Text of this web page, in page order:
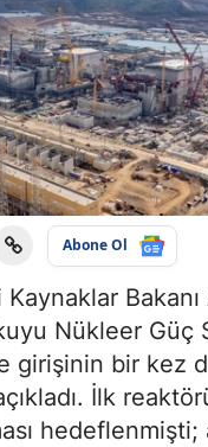
Abone Ol
Nükleer Güç
girişinin bir kez
İlk
hedeflenmişti;